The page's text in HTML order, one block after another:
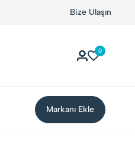
Kolay Boykot'u kullandınız
Bize Ulaşın
0
Markanı Ekle